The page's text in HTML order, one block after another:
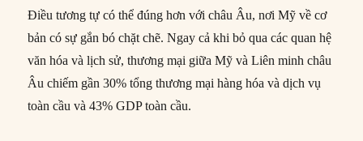
Điều tương tự có thể đúng hơn với châu Âu, nơi Mỹ về cơ
bản có sự gắn bó chặt chẽ. Ngay cả khi bỏ qua các quan hệ
văn hóa và lịch sử, thương mại giữa Mỹ và Liên minh châu
Âu chiếm gần 30% tổng thương mại hàng hóa và dịch vụ
toàn cầu và 43% GDP toàn cầu.